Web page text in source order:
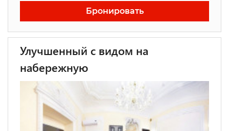
Бронировать
Улучшенный с видом на
набережную